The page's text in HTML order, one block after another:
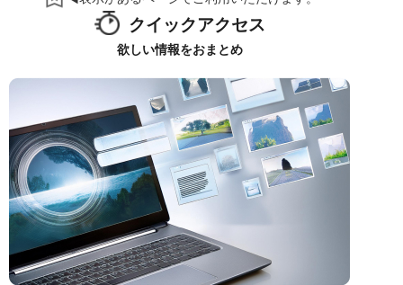
クイックアクセス
欲しい情報をおまとめ